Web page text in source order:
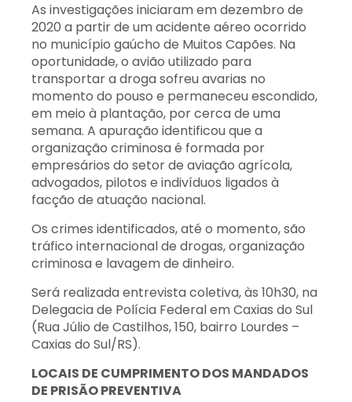
As investigações iniciaram em dezembro de
2020 a partir de um acidente aéreo ocorrido
no município gaúcho de Muitos Capões. Na
oportunidade, o avião utilizado para
transportar a droga sofreu avarias no
momento do pouso e permaneceu escondido,
em meio à plantação, por cerca de uma
semana. A apuração identificou que a
organização criminosa é formada por
empresários do setor de aviação agrícola,
advogados, pilotos e indivíduos ligados à
facção de atuação nacional.
Os crimes identificados, até o momento, são
tráfico internacional de drogas, organização
criminosa e lavagem de dinheiro.
Será realizada entrevista coletiva, às 10h30, na
Delegacia de Polícia Federal em Caxias do Sul
(Rua Júlio de Castilhos, 150, bairro Lourdes –
Caxias do Sul/RS).
LOCAIS DE CUMPRIMENTO DOS MANDADOS
DE PRISÃO PREVENTIVA